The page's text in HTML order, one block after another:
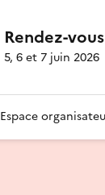
Rendez-
5, 6 et 7 juin 2026
Espace